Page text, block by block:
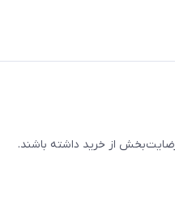
از خرید داشته باشند.